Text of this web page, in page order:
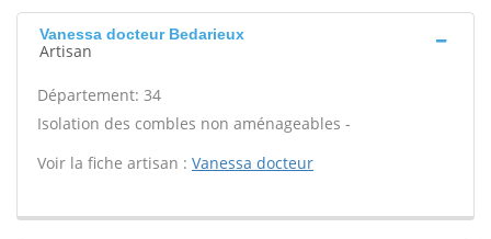
Vanessa docteur Bedarieux
Artisan
Département: 34
Isolation des combles non aménageables -
Voir la fiche artisan : Vanessa docteur